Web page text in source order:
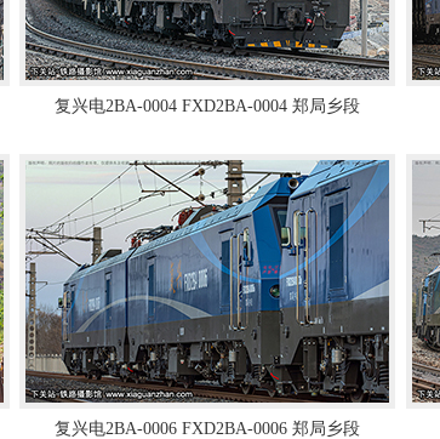
复兴电2BA-0004 FXD2BA-0004 郑局乡段
复兴电2BA-0006 FXD2BA-0006 郑局乡段